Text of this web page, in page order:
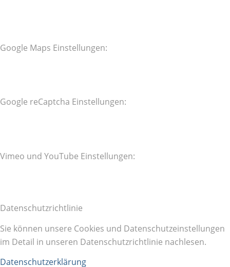
Google Maps Einstellungen:
Google reCaptcha Einstellungen:
Vimeo und YouTube Einstellungen:
Datenschutzrichtlinie
Sie können unsere Cookies und Datenschutzeinstellungen
im Detail in unseren Datenschutzrichtlinie nachlesen.
Datenschutzerklärung